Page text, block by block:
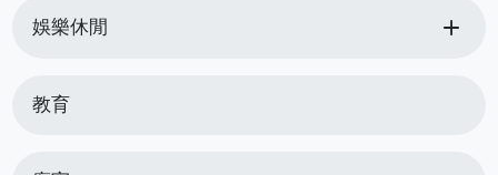
娛樂休閒 add
教育